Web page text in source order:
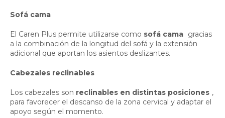
Sofá cama
El Caren Plus permite utilizarse como sofá cama gracias
a la combinación de la longitud del sofá y la extensión
adicional que aportan los asientos deslizantes.
Cabezales reclinables
Los cabezales son reclinables en distintas posiciones ,
para favorecer el descanso de la zona cervical y adaptar el
apoyo según el momento.